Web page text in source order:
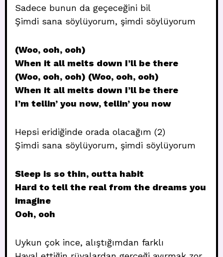
Sadece bunun da geçeceğini bil
Şimdi sana söylüyorum, şimdi söylüyorum
(Woo, ooh, ooh)
When it all melts down I’ll be there
(Woo, ooh, ooh) (Woo, ooh, ooh)
When it all melts down I’ll be there
I’m tellin’ you now, tellin’ you now
Hepsi eridiğinde orada olacağım (2)
Şimdi sana söylüyorum, şimdi söylüyorum
Sleep is so thin, outta habit
Hard to tell the real from the dreams you
imagine
Ooh, ooh
Uykun çok ince, alıştığımdan farklı